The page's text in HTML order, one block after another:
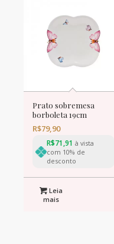
Prato sobremesa
borboleta 19cm
R$79,90
R$71,91 à vista
com 10% de
desconto
Leia
mais